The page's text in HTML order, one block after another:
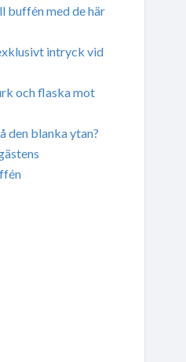
buffén med de här
intryck vid
och flaska mot
den blanka ytan?